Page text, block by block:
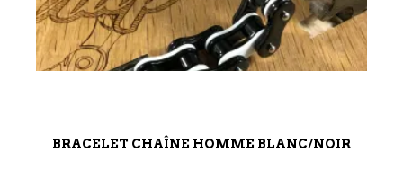
BRACELET CHAÎNE HOMME BLANC/NOIR